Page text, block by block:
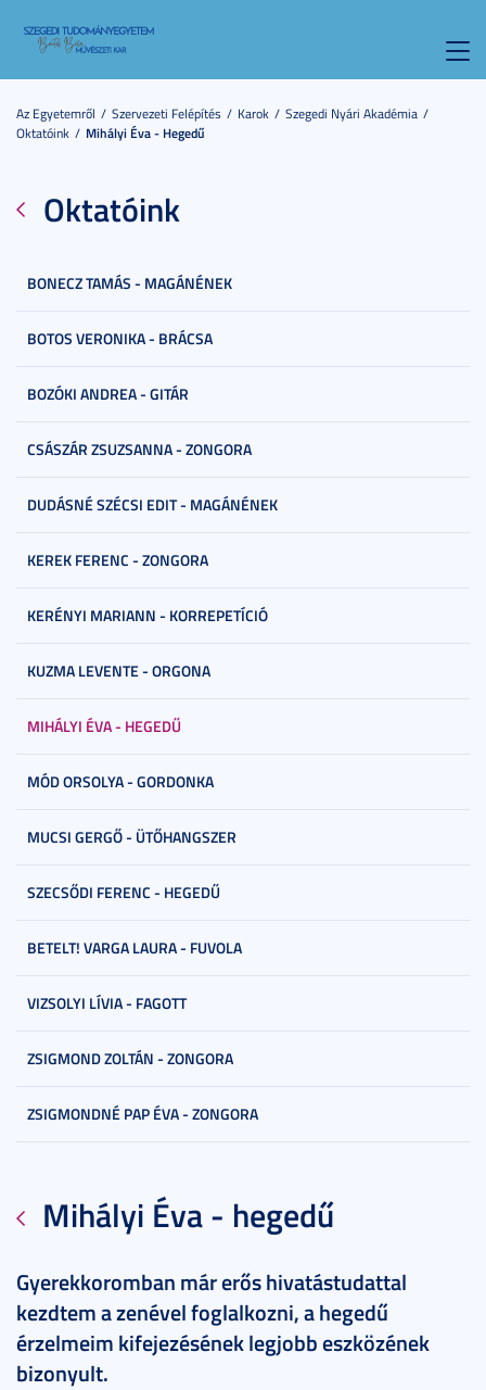
Az Egyetemről Szervezeti Felépítés Karok
Szegedi Nyári Akadémia
Oktatóink
Mihályi Éva - Hegedű
Oktatóink
BONECZ TAMÁS - MAGÁNÉNEK
BOTOS VERONIKA - BRÁCSA
BOZÓKI ANDREA - GITÁR
CSÁSZÁR ZSUZSANNA - ZONGORA
DUDÁSNÉ SZÉCSI EDIT - MAGÁNÉNEK
KEREK FERENC - ZONGORA
KERÉNYI MARIANN - KORREPETÍCIÓ
KUZMA LEVENTE - ORGONA
MIHÁLYI ÉVA - HEGEDŰ
MÓD ORSOLYA - GORDONKA
MUCSI GERGŐ - ÜTŐHANGSZER
SZECSŐDI FERENC - HEGEDŰ
BETELT! VARGA LAURA - FUVOLA
VIZSOLYI LÍVIA - FAGOTT
ZSIGMOND ZOLTÁN - ZONGORA
ZSIGMONDNÉ PAP ÉVA - ZONGORA
Mihályi Éva - hegedű
Gyerekkoromban már erős hivatástudattal
kezdtem a zenével foglalkozni, a hegedű
érzelmeim kifejezésének legjobb eszközének
bizonyult.